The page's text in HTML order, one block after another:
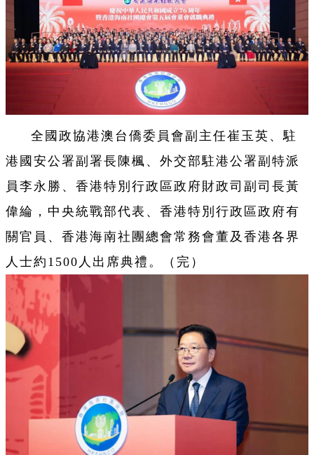
全國政協港澳台僑委員會副主任崔玉英、駐
港國安公署副署長陳楓、外交部駐港公署副特派
員李永勝、香港特別行政區政府財政司副司長黃
偉綸，中央統戰部代表、香港特別行政區政府有
關官員、香港海南社團總會常務會董及香港各界
人士約1500人出席典禮。（完）